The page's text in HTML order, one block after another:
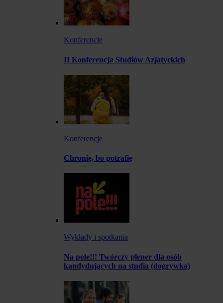
Konferencje
II Konferencja Studiów Azjatyckich
Konferencje
Chronię, bo potrafię
Wykłady i spotkania
Na pole!!! Twórczy plener dla osób
kandydujących na studia (dogrywka)